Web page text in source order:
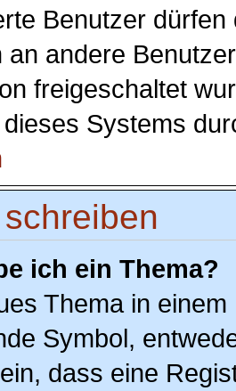
Benutzer
an andere
freigeschaltet
Systems
ich ein Thema?
Thema in
Symbol,
dass eine